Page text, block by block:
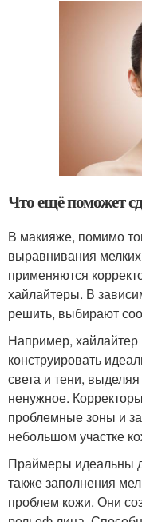
Что ещё поможет
В макияже, помимо
выравнивания
применяются
хайлайтеры. В
решить, выбирают
Например,
конструировать
света и тени,
ненужное.
проблемные зоны и
небольшом участке
Праймеры идеальны
также заполнения
проблем кожи. Они